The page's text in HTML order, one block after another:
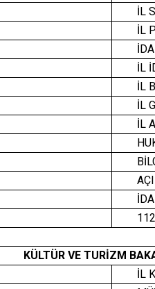
İL
İL
İL
İL
İL
İL
KÜLTÜR VE TURİZM
İL